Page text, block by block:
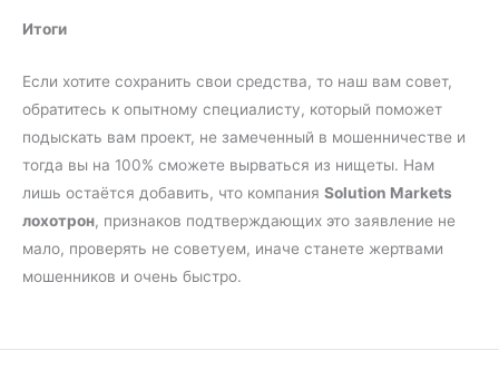
Итоги
Если хотите сохранить свои средства, то наш вам совет,
обратитесь к опытному специалисту, который поможет
подыскать вам проект, не замеченный в мошенничестве и
тогда вы на 100% сможете вырваться из нищеты. Нам
лишь остаётся добавить, что компания Solution Markets
лохотрон, признаков подтверждающих это заявление не
мало, проверять не советуем, иначе станете жертвами
мошенников и очень быстро.